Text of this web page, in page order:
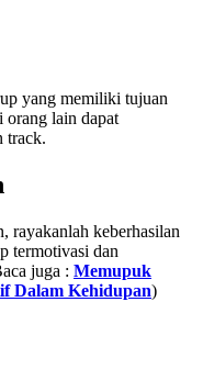
yang memiliki tujuan
orang lain dapat
track.
rayakanlah keberhasilan
termotivasi dan
juga : Memupuk
Dalam Kehidupan)